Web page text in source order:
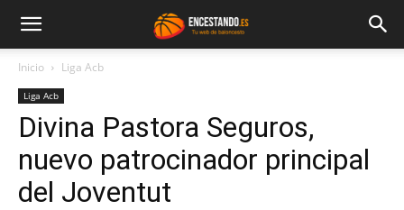
Inicio Liga Acb
Liga Acb
Divina Pastora Seguros,
nuevo patrocinador principal
del Joventut